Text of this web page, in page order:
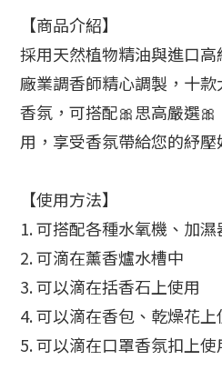
【商品介紹】
採用天然植物精油與進口
廠業調香師精心調製，十
香氛，可搭配🎀思高嚴選
用，享受香氛帶給您的紓壓
【使用方法】
1. 可搭配各種水氧機、加濕
2. 可滴在薰香爐水槽中
3. 可以滴在括香石上使用
4. 可以滴在香包、乾燥花上
5. 可以滴在口罩香氛扣上使